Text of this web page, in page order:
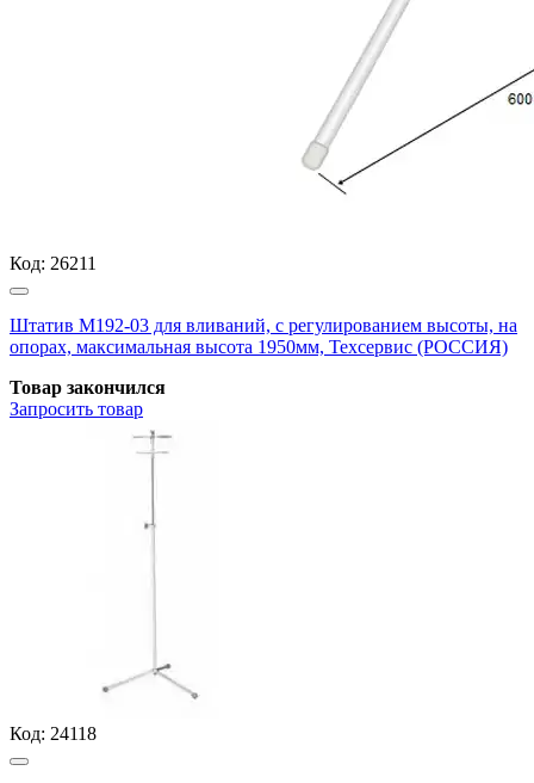
Код: 26211
Штатив М192-03 для вливаний, с регулированием высоты, на
опорах, максимальная высота 1950мм, Техсервис (РОССИЯ)
Товар закончился
Запросить товар
Код: 24118